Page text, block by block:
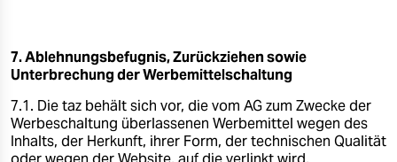
7. Ablehnungsbefugnis, Zurückziehen sowie
Unterbrechung der Werbemittelschaltung
7.1. Die taz behält sich vor, die vom AG zum Zwecke der
Werbeschaltung überlassenen Werbemittel wegen des
Inhalts, der Herkunft, ihrer Form, der technischen Qualität